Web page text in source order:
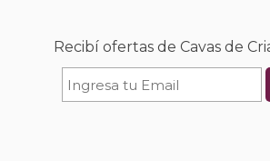
Recibí ofertas de Cavas de